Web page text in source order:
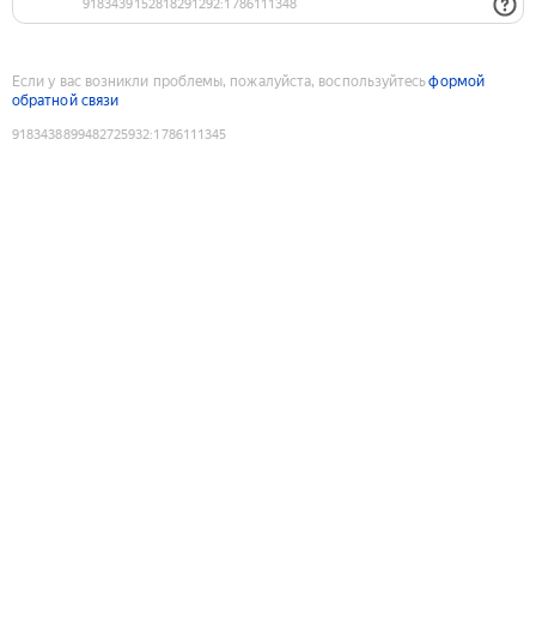
Если у вас возникли проблемы, пожалуйста, воспользуйтесьформой
обратной связи
9183438899482725932:1786111345